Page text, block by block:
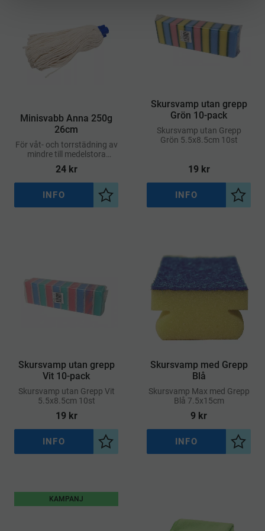
Minisvabb Anna 250g
26cm
För våt- och torrstädning av
mindre till medelstora
golvytor, perfekt för hem,
kontor och trånga
utrymmen
24kr
Lägg till i önskelista
INFO
Skursvamp utan grepp
Grön 10-pack
Skursvamp utan Grepp
Grön 5.5x8.5cm 10st
19kr
Lägg
INFO
Skursvamp utan grepp
Vit 10-pack
​Skursvamp utan Grepp Vit
5.5x8.5cm 10st
19kr
Lägg till i önskelista
INFO
Skursvamp med Grepp
Blå
​Skursvamp Max med Grepp
Blå 7.5x15cm
9 kr
Lägg
INFO
KAMPANJ